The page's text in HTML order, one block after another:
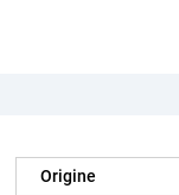
Origine